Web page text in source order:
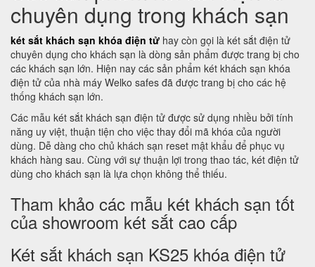
chuyên dụng trong khách sạn
két sắt khách sạn khóa điện tử hay còn gọi là két sắt điện tử
chuyên dụng cho khách sạn là dòng sản phẩm được trang bị cho
các khách sạn lớn. Hiện nay các sản phẩm két khách sạn khóa
điện tử của nhà máy Welko safes đã được trang bị cho các hệ
thống khách sạn lớn.
Các mẫu két sắt khách sạn điện tử được sử dụng nhiều bởi tính
năng uy việt, thuận tiện cho việc thay đổi mã khóa của người
dùng. Dễ dàng cho chủ khách sạn reset mật khẩu để phục vụ
khách hàng sau. Cùng với sự thuận lợi trong thao tác, két điện tử
dùng cho khách sạn là lựa chọn không thể thiếu.
Tham khảo các mẫu két khách sạn tốt
của showroom két sắt cao cấp
Két sắt khách sạn KS25 khóa điện tử